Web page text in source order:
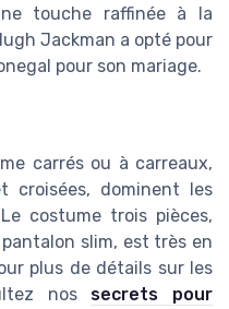
touche raffinée à la
Jackman a opté pour
pour son mariage.
carrés ou à carreaux,
croisées, dominent les
costume trois pièces,
slim, est très en
plus de détails sur les
nos secrets pour